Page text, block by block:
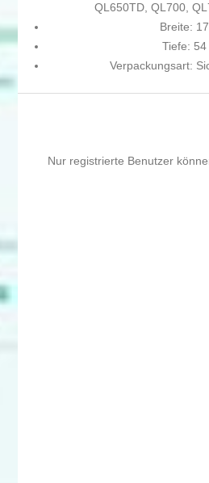
QL650TD, QL700,
Breite:
Tiefe: 54
Verpackungsart:
Nur registrierte Benutzer